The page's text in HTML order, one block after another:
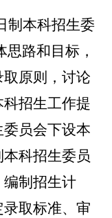
制本科招生委
路和目标，
原则，讨论
招生工作提
员会下设本
科招生委员
制招生计
取标准、审